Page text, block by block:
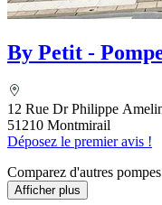
By Petit -
12 Rue Dr Philippe
51210 Montmirail
Déposez le premier avis !
Comparez d'autres
Afficher plus